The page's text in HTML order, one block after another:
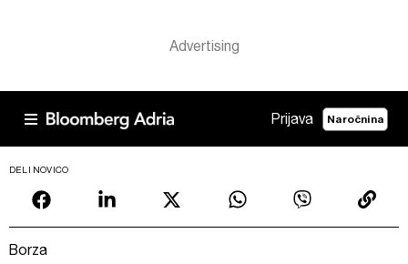
Prijava Naročnina
DELI NOVICO
Borza